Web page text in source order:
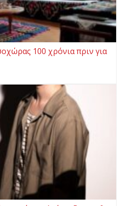
100 χρόνια πριν για